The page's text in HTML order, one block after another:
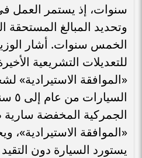
سنوات، إذ يستمر العمل
وتحديد المبالغ المستحقة
الخمس سنوات. أشار
للتعديلات التشريعية
«الموافقة الاستيرادية»
الجمركية المخفضة
«الموافقة الاستيرادية»،
يستورد السيارة دون